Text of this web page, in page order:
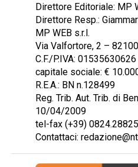
Direttore Editoriale: MP
Direttore Resp.:
MP WEB s.r.l.
Via Valfortore, 2 –
C.F./P.IVA: 01535630626
capitale sociale: €
R.E.A.: BN n.128499
Reg. Trib. Aut. Trib. di
10/04/2009
tel-fax (+39) 0824.28825
Contattaci: